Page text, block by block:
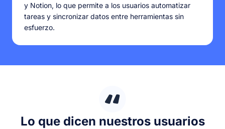
y Notion, lo que permite a los usuarios automatizar
tareas y sincronizar datos entre herramientas sin
esfuerzo.
Lo que dicen nuestros usuarios